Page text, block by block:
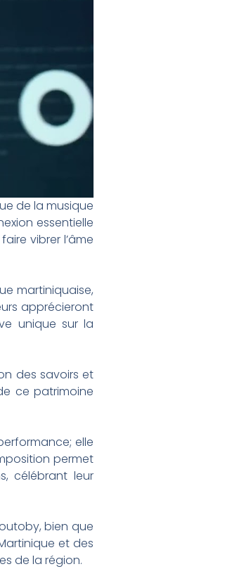
de la musique
essentielle
vibrer l’âme
martiniquaise,
apprécieront
unique sur la
des savoirs et
ce patrimoine
elle
permet
célébrant leur
bien que
et des
de la région.